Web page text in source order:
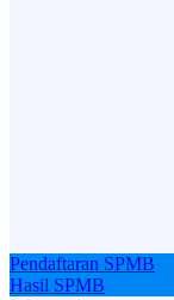
Pendaftaran SPMB
Hasil SPMB